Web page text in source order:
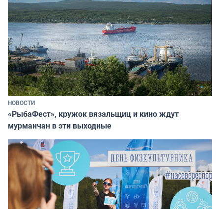
НОВОСТИ
«РыбаФест», кружок вязальщиц и кино ждут
мурманчан в эти выходные